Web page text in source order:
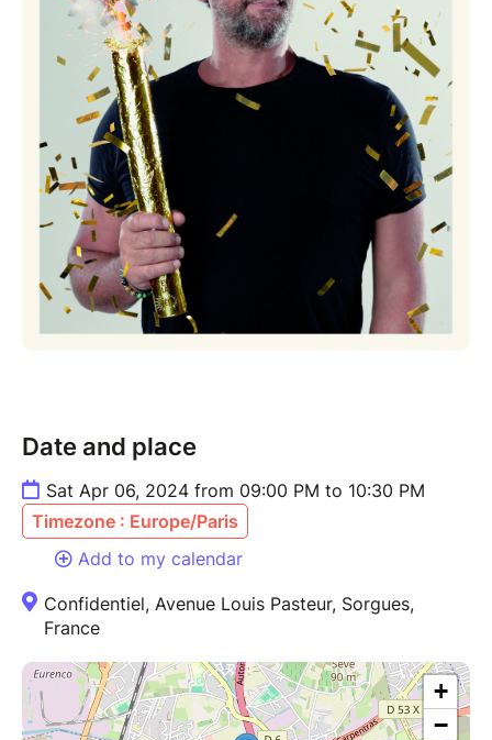
Préparez-vous à une soirée exceptionnelle où les
anecdotes et les vannes mettent en lumière
l'évolution d'un métier et plus généralement les
mutations de notre société. De toutes ces choses
impensables aujourd'hui, ces extravagances et cette
démesure d'avant les chaines d'infos, les réseaux
sociaux, et les smartphones.
Showbiz, le spectacle qui vous fera voir le milieu du
divertissement sous un tout nouveau jour !
Date and place
Sat Apr 06, 2024 from 09:00 PM to 10:30 PM
Timezone : Europe/Paris
Add to my calendar
Confidentiel, Avenue Louis Pasteur, Sorgues,
France
+
−